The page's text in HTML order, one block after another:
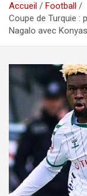
Accueil
Football
Coupe de Turquie :
Nagalo avec